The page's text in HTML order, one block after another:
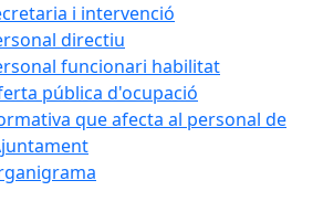
i intervenció
directiu
funcionari habilitat
pública d'ocupació
que afecta al personal de